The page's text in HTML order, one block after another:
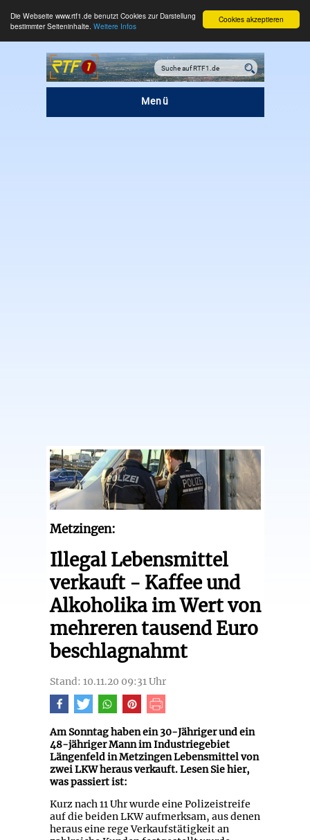
Cookies akzeptieren
Die Webseite www.rtf1.de benutzt Cookies zur Darstellung
bestimmter Seiteninhalte. Weitere Infos
Menü
Metzingen:
Illegal Lebensmittel
verkauft - Kaffee und
Alkoholika im Wert von
mehreren tausend Euro
beschlagnahmt
Stand: 10.11.20 09:31 Uhr
Am Sonntag haben ein 30-Jähriger und ein
48-jähriger Mann im Industriegebiet
Längenfeld in Metzingen Lebensmittel von
zwei LKW heraus verkauft. Lesen Sie hier,
was passiert ist:
Kurz nach 11 Uhr wurde eine Polizeistreife
auf die beiden LKW aufmerksam, aus denen
heraus eine rege Verkaufstätigkeit an